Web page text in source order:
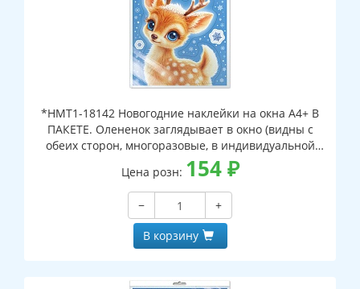
*НМТ1-18142 Новогодние наклейки на окна А4+ В
ПАКЕТЕ. Олененок заглядывает в окно (видны с
обеих сторон, многоразовые, в индивидуальной
упаковке, с европодвесом и клеевым клапаном)
Цена розн: 154₽
−
+
В корзину